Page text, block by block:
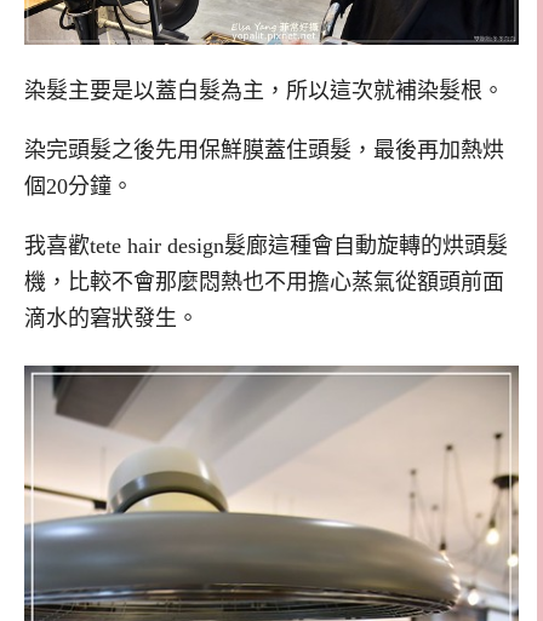
染髮主要是以蓋白髮為主，所以這次就補染髮根。
染完頭髮之後先用保鮮膜蓋住頭髮，最後再加熱烘
個20分鐘。
我喜歡tete hair design髮廊這種會自動旋轉的烘頭髮
機，比較不會那麼悶熱也不用擔心蒸氣從額頭前面
滴水的窘狀發生。